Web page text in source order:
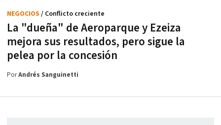
La "dueña" de Aeroparque y Ezeiza
mejora sus resultados, pero sigue la
pelea por la concesión
NEGOCIOS / Conflicto creciente
PorAndrés Sanguinetti